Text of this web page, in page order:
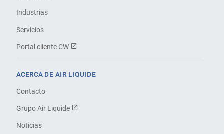
Industrias
Servicios
Portal cliente CW
ACERCA DE AIR LIQUIDE
Contacto
Grupo Air Liquide
Noticias